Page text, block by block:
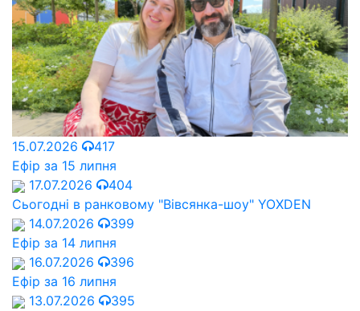
15.07.2026
417
Ефір за 15 липня
17.07.2026
404
Сьогодні в ранковому "Вівсянка-шоу" YOXDEN
14.07.2026
399
Ефір за 14 липня
16.07.2026
396
Ефір за 16 липня
13.07.2026
395